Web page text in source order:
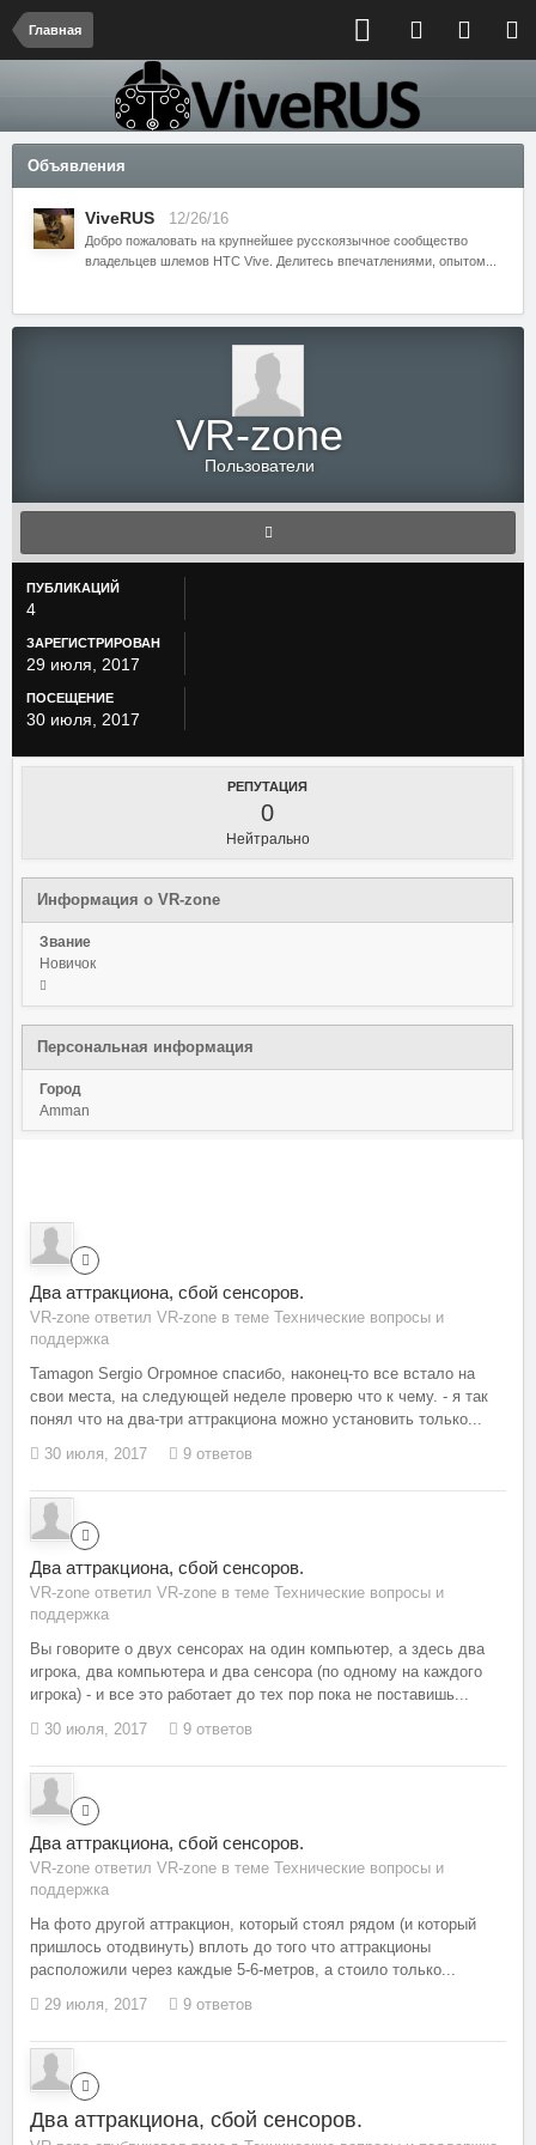
Главная
Объявления
ViveRUS 12/26/16
Добро пожаловать на крупнейшее русскоязычное сообщество
владельцев шлемов HTC Vive. Делитесь впечатлениями, опытом...
VR-zone
Пользователи
ПУБЛИКАЦИЙ
4
ЗАРЕГИСТРИРОВАН
29 июля, 2017
ПОСЕЩЕНИЕ
30 июля, 2017
РЕПУТАЦИЯ
0
Нейтрально
Информация о VR-zone
Звание
Новичок
Персональная информация
Город
Amman
Два аттракциона, сбой сенсоров.
VR-zone ответил VR-zone в теме Технические вопросы и
поддержка
Tamagon Sergio Огромное спасибо, наконец-то все встало на
свои места, на следующей неделе проверю что к чему. - я так
понял что на два-три аттракциона можно установить только...
30 июля, 2017
9 ответов
Два аттракциона, сбой сенсоров.
VR-zone ответил VR-zone в теме Технические вопросы и
поддержка
Вы говорите о двух сенсорах на один компьютер, а здесь два
игрока, два компьютера и два сенсора (по одному на каждого
игрока) - и все это работает до тех пор пока не поставишь...
30 июля, 2017
9 ответов
Два аттракциона, сбой сенсоров.
VR-zone ответил VR-zone в теме Технические вопросы и
поддержка
На фото другой аттракцион, который стоял рядом (и который
пришлось отодвинуть) вплоть до того что аттракционы
расположили через каждые 5-6-метров, а стоило только...
29 июля, 2017
9 ответов
Два аттракциона, сбой сенсоров.